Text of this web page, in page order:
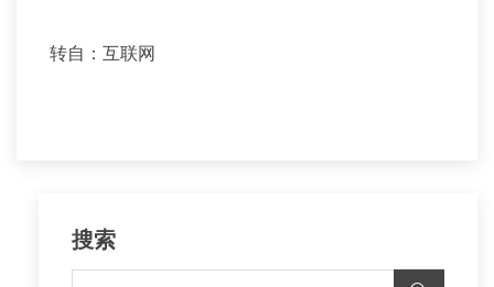
转自：互联网
搜索